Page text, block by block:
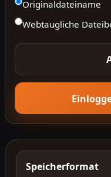
Originaldateiname
Webtaugliche
Speicherformat